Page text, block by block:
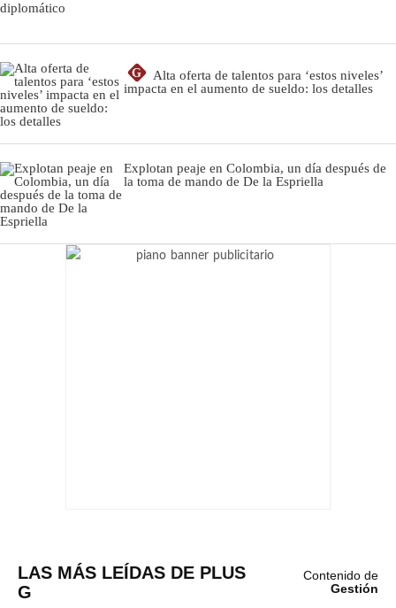
G
Alta oferta de talentos para ‘estos niveles’
impacta en el aumento de sueldo: los detalles
Explotan peaje en Colombia, un día después de
la toma de mando de De la Espriella
LAS MÁS LEÍDAS DE PLUS
G
Contenido de
Gestión